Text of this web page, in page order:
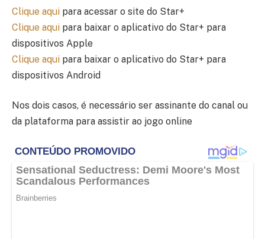
Clique aqui para acessar o site do Star+
Clique aqui para baixar o aplicativo do Star+ para
dispositivos Apple
Clique aqui para baixar o aplicativo do Star+ para
dispositivos Android
Nos dois casos, é necessário ser assinante do canal ou
da plataforma para assistir ao jogo online